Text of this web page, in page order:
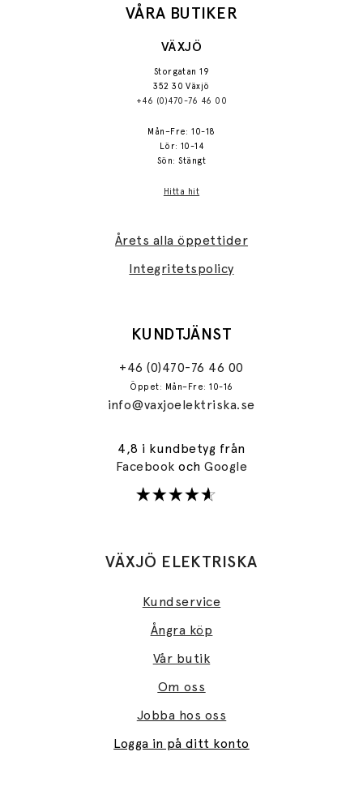
VÅRA BUTIKER
VÄXJÖ
Storgatan 19
352 30 Växjö
+46 (0)470-76 46 00
Mån–Fre: 10-18
Lör: 10-14
Sön: Stängt
Hitta hit
Årets alla öppettider
Integritetspolicy
KUNDTJÄNST
+46 (0)470-76 46 00
Öppet: Mån–Fre: 10-16
info@vaxjoelektriska.se
4,8 i kundbetyg från
FacebookochGoogle
VÄXJÖ ELEKTRISKA
Kundservice
Ångra köp
Vår butik
Om oss
Jobba hos oss
Logga in på ditt konto